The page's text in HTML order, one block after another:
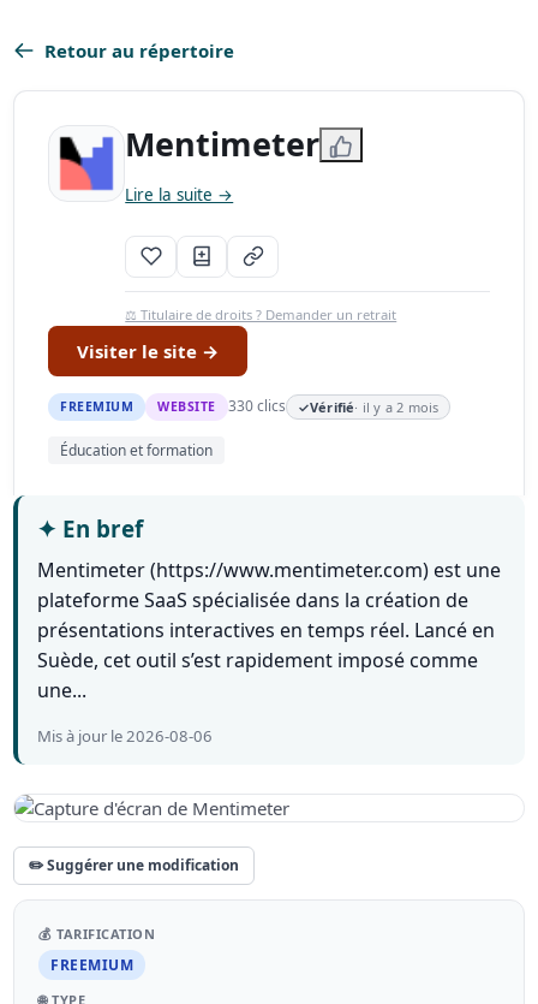
Retour au répertoire
Mentimeter
Lire la suite →
⚖️ Titulaire de droits ? Demander un retrait
Visiter le site →
FREEMIUM WEBSITE 330 clics ✓Vérifié· il y a 2 mois
Éducation et formation
✦ En bref
Mentimeter (https://www.mentimeter.com) est une
plateforme SaaS spécialisée dans la création de
présentations interactives en temps réel. Lancé en
Suède, cet outil s’est rapidement imposé comme
une...
Mis à jour le 2026-08-06
✏️ Suggérer une modification
💰 TARIFICATION
FREEMIUM
🌐 TYPE